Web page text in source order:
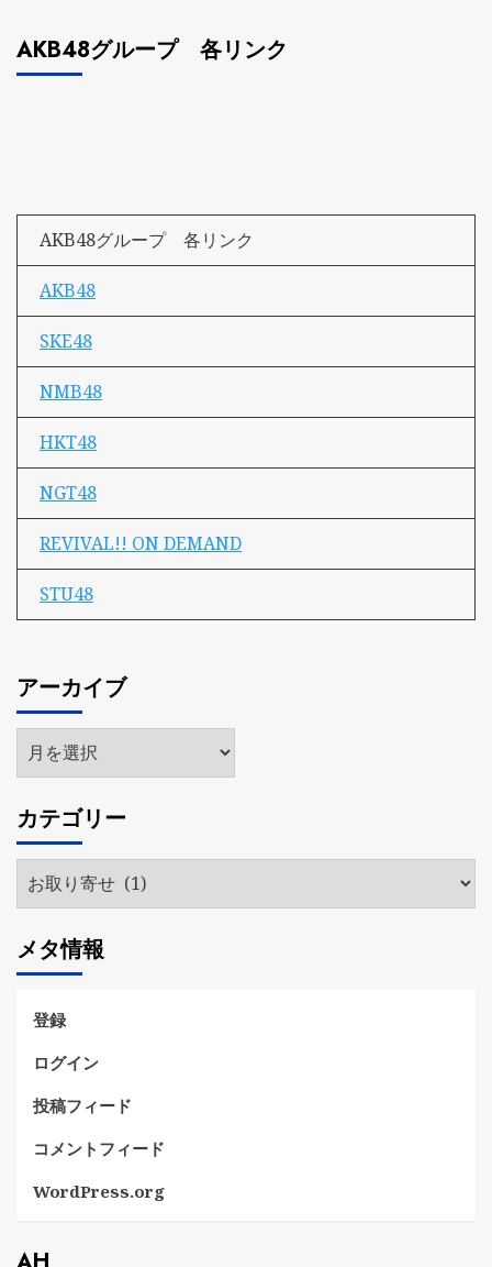
AKB48グループ 各リンク
AKB48グループ 各リンク
AKB48
SKE48
NMB48
HKT48
NGT48
REVIVAL!! ON DEMAND
STU48
アーカイブ
ア
ー
イ
ブ
カテゴリー
カ
テ
リ
ー
メタ情報
登録
ログイン
投稿フィード
コメントフィード
WordPress.org